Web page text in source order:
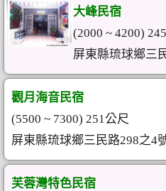
大峰民宿
(2000 ~ 4200)
屏東縣琉球鄉三
觀月海音民宿
(5500 ~ 7300) 251公尺
屏東縣琉球鄉三民路298之4
芙蓉灣特色民宿